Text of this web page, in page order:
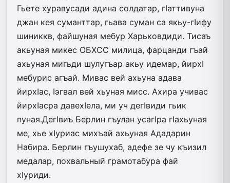
Гьете хуравусади адина солдатар, гIаттивуна
джан кея суманттар, гьава суман са якьу-гIифу
шиниккв, файшуная мебур Харьковдиди. Тисаъ
акьуная микес ОБХСС милица, фарцанди гъай
ахьуная мигьди шулугъар акьу идемар, йирхI
мебурис агъай. Мивас вей ахьуна адава
йирхIас, Iэгвал вей хьуная мисс. Ахира учивас
йирхIасра давехIела, ми уч дегIвиди гьик
пуная.ДегIвиъ Берлин гъулан усагIра гIахьуная
ме, хье хIуриас михъай ахьуная Ададарин
Набира. Берлин гъушухаб, адефе зе чу къизил
медалар, похвальный грамотабура фай
хIуриди.